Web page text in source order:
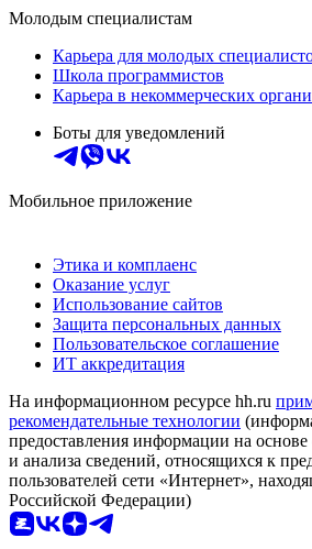
Молодым специалистам
Карьера для молодых
Школа программистов
Карьера в некоммерческих
Боты для уведомлений
Мобильное приложение
Этика и комплаенс
Оказание услуг
Использование сайтов
Защита персональных данных
Пользовательское соглашение
ИТ аккредитация
На информационном ресурсе hh.ru
рекомендательные технологии
предоставления информации на основе
и анализа сведений, относящихся к
пользователей сети «Интернет»,
Российской Федерации)